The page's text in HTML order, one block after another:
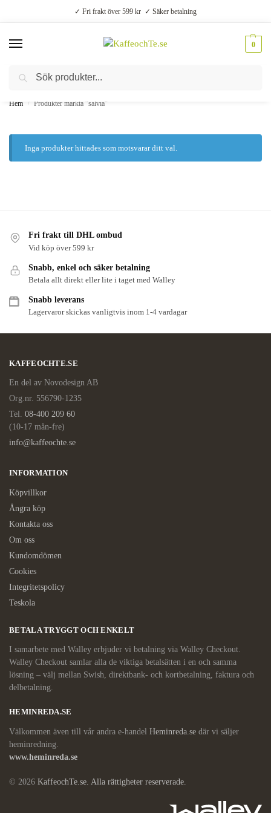
✓ Fri frakt över 599 kr ✓ Säker betalning
0
Välsmakande vardagslyx –
Hem / Produkter märkta ”salvia”
Inga produkter hittades som motsvarar ditt val.
Fri frakt till DHL ombud
Vid köp över 599 kr
Snabb, enkel och säker betalning
Betala allt direkt eller lite i taget med Walley
Snabb leverans
Lagervaror skickas vanligtvis inom 1-4 vardagar
KAFFEOCHTE.SE
En del av Novodesign AB
Org.nr. 556790-1235
Tel. 08-400 209 60
(10-17 mån-fre)
info@kaffeochte.se
INFORMATION
Köpvillkor
Ångra köp
Kontakta oss
Om oss
Kundomdömen
Cookies
Integritetspolicy
Teskola
BETALA TRYGGT OCH ENKELT
I samarbete med Walley erbjuder vi betalning via Walley Checkout.
Walley Checkout samlar alla de viktiga betalsätten i en och samma
lösning – välj mellan Swish, direktbank- och kortbetalning, faktura och
delbetalning.
HEMINREDA.SE
Välkommen även till vår andra e-handel Heminreda.se där vi säljer
heminredning.
www.heminreda.se
© 2026 KaffeochTe.se. Alla rättigheter reserverade.